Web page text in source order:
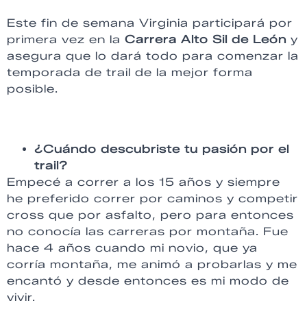
Este fin de semana Virginia participará por
primera vez en la Carrera Alto Sil de León y
asegura que lo dará todo para comenzar la
temporada de trail de la mejor forma
posible.
¿Cuándo descubriste tu pasión por el
trail?
Empecé a correr a los 15 años y siempre
he preferido correr por caminos y competir
cross que por asfalto, pero para entonces
no conocía las carreras por montaña. Fue
hace 4 años cuando mi novio, que ya
corría montaña, me animó a probarlas y me
encantó y desde entonces es mi modo de
vivir.